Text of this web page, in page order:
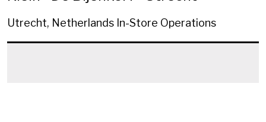
Utrecht, Netherlands In-Store Operations